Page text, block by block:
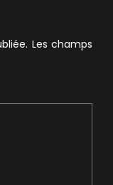
Les champs